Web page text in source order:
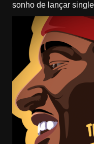
sonho de lançar